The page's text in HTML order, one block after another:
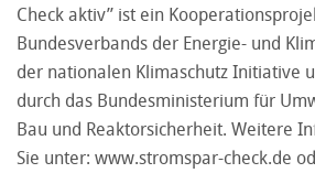
Check aktiv” ist ein
Bundesverbands der Energie- und
der nationalen Klimaschutz Initiative
durch das Bundesministerium für
Bau und Reaktorsicherheit. Weitere
Sie unter: www.stromspar-check.de